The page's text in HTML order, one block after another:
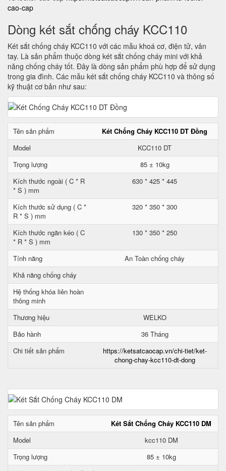
cao-cap
Dòng két sắt chống cháy KCC110
Két sắt chống cháy KCC110 với các mẫu khoá cơ, điện tử, vân
tay. Là sản phẩm thuộc dòng két sắt chống cháy mini với khả
năng chống cháy tốt. Đây là dòng sản phẩm phù hợp để sử dụng
trong gia đình. Các mẫu két sắt chống cháy KCC110 và thông số
kỹ thuật cơ bản như sau:
Tên sản phẩm
Két Chống Cháy KCC110 DT Đồng
Model
KCC110 DT
Trọng lượng
85 ± 10kg
Kích thước ngoài ( C * R
* S ) mm
630 * 425 * 445
Kích thước sử dụng ( C *
R * S ) mm
320 * 350 * 300
Kích thước ngăn kéo ( C
* R * S ) mm
130 * 350 * 250
Tính năng
An Toàn chống cháy
Khả năng chống cháy
Hệ thống khóa liên hoàn
thông minh
Thương hiệu
WELKO
Bảo hành
36 Tháng
Chi tiết sản phẩm
https://ketsatcaocap.vn/chi-tiet/ket-
chong-chay-kcc110-dt-dong
Tên sản phẩm
Két Sắt Chống Cháy KCC110 DM
Model
kcc110 DM
Trọng lượng
85 ± 10kg